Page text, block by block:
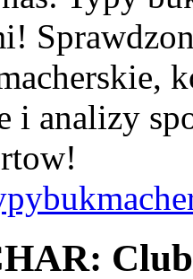
i analizy